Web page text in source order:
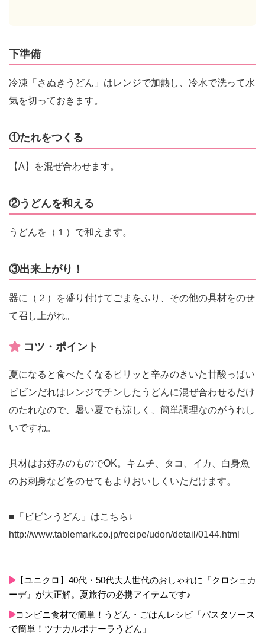
下準備
冷凍「さぬきうどん」はレンジで加熱し、冷水で洗って水
気を切っておきます。
①たれをつくる
【A】を混ぜ合わせます。
②うどんを和える
うどんを（１）で和えます。
③出来上がり！
器に（２）を盛り付けてごまをふり、その他の具材をのせ
て召し上がれ。
コツ・ポイント
夏になると食べたくなるピリッと辛みのきいた甘酸っぱい
ビビンだれはレンジでチンしたうどんに混ぜ合わせるだけ
のたれなので、暑い夏でも涼しく、簡単調理なのがうれし
いですね。
具材はお好みのものでOK。キムチ、タコ、イカ、白身魚
のお刺身などをのせてもよりおいしくいただけます。
■「ビビンうどん」はこちら↓
http://www.tablemark.co.jp/recipe/udon/detail/0144.html
【ユニクロ】40代・50代大人世代のおしゃれに『クロシェカ
ーデ』が大正解。夏旅行の必携アイテムです♪
コンビニ食材で簡単！うどん・ごはんレシピ「パスタソース
で簡単！ツナカルボナーラうどん」